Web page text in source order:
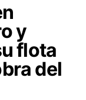
y
flota
del